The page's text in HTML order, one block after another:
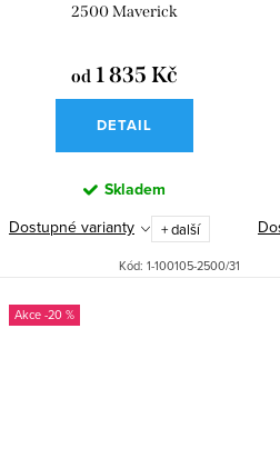
2500 Maverick
od 1 835 Kč
DETAIL
Skladem
Dostupné varianty
+ další
Kód: 1-100105-2500/31
-20 %